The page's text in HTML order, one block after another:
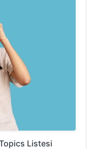
Listesi